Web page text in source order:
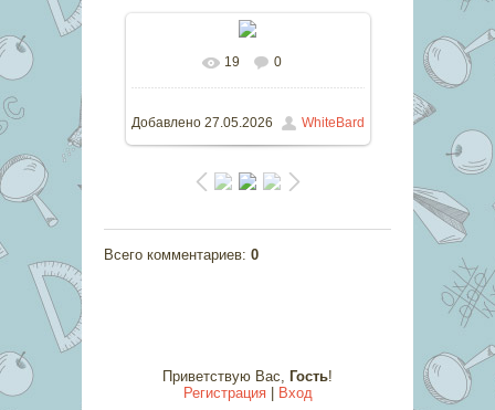
В реальном размере
1132x1600/ 300.7Kb
19 0
Добавлено27.05.2026 WhiteBard
Всего комментариев: 0
Приветствую Вас Гость!
Регистрация| Вход